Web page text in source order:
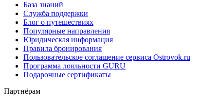
База знаний
Служба поддержки
Блог о путешествиях
Популярные направления
Юридическая информация
Правила бронирования
Пользовательское соглашение сервиса Ostrovok.ru
Программа лояльности GURU
Подарочные сертификаты
Партнёрам